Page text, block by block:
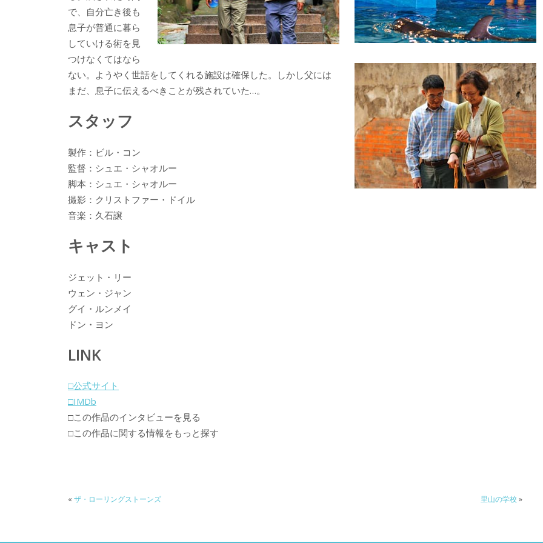
で、自分亡き後も
息子が普通に暮ら
していける術を見
つけなくてはなら
ない。ようやく世話をしてくれる施設は確保した。しかし父には
まだ、息子に伝えるべきことが残されていた…。
スタッフ
製作：ビル・コン
監督：シュエ・シャオルー
脚本：シュエ・シャオルー
撮影：クリストファー・ドイル
音楽：久石譲
キャスト
ジェット・リー
ウェン・ジャン
グイ・ルンメイ
ドン・ヨン
LINK
□公式サイト
□IMDb
□この作品のインタビューを見る
□この作品に関する情報をもっと探す
« ザ・ローリングストーンズ 里山の学校»